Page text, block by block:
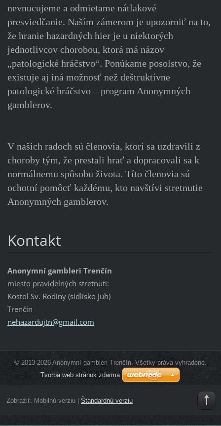
nevnucujeme a odmietame nátlakové
presviedčanie. Naším zámerom je upozorniť na to,
že hranie hazardných hier je u niektorých
jednotlivcov chorobou, ktorá má názov
„patologické hráčstvo“. Ponúkame posolstvo, že
existuje aj iná možnosť než deštruktívne
patologické hráčstvo – program Anonymných
gamblerov.
V našich radoch sú členovia, ktorí sa uzdravili z
choroby tým, že prestali hrať a dopracovali sa k
normálnemu spôsobu života. Títo členovia sú
ochotní pomôcť každému, kto navštívi stretnutie
Anonymných gamblerov.
Kontakt
Anonymní gambleri Trenčín
miesto pravidelných stretnutí:
Kostol Sv. Rodiny (sídlisko Juh)
Trenčín
nehazardujtn@gmail.com
© 2013-2026 Anonymní gambleri Trenčín. Všetky práva vyhradené.
Tvorba web stránok zdarma
Zobraziť: Mobilnú verziu| Štandardnú verziu